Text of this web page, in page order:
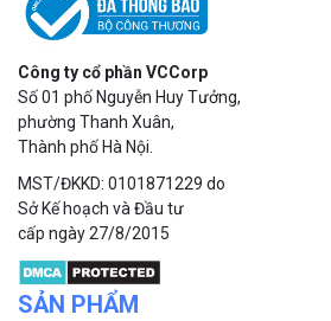
Công ty cổ phần VCCorp
Số 01 phố Nguyễn Huy Tưởng,
phường Thanh Xuân,
Thành phố Hà Nội.
MST/ĐKKD: 0101871229 do
Sở Kế hoạch và Đầu tư
cấp ngày 27/8/2015
SẢN PHẨM